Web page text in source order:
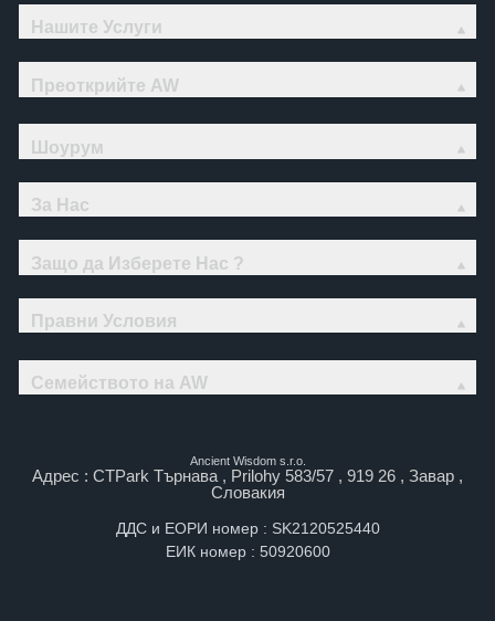
Нашите Услуги
Преоткрийте AW
Шоурум
За Нас
Защо да Изберете Нас ?
Правни Условия
Семейството на AW
Ancient Wisdom s.r.o.
Адрес : CTPark Търнава , Prilohy 583/57 , 919 26 , Завар ,
Словакия
ДДС и ЕОРИ номер : SK2120525440
ЕИК номер : 50920600